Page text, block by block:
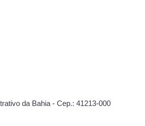
da Bahia - Cep.: 41213-000